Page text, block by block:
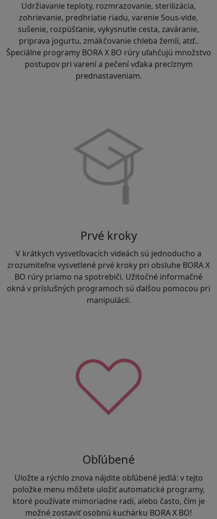
Udržiavanie teploty, rozmrazovanie, sterilizácia,
zohrievanie, predhriatie riadu, varenie Sous-vide,
sušenie, rozpúšťanie, vykysnutie cesta, zaváranie,
priprava jogurtu, zmäkčovanie chleba žemlí, atď..
Špeciálne programy BORA X BO rúry uľahčujú množstvo
postupov pri varení a pečení vďaka precíznym
prednastaveniam.
Prvé kroky
V krátkych vysvetľovacích videách sú jednoducho a
zrozumiteľne vysvetlené prvé kroky pri obsluhe BORA X
BO rúry priamo na spotrebiči. Užitočné informačné
okná v príslušných programoch sú ďalšou pomocou pri
manipulácii.
Obľúbené
Uložte a rýchlo znova nájdite obľúbené jedlá: v tejto
položke menu môžete uložiť automatické programy,
ktoré používate mimoriadne radi, alebo často, čím je
možné zostaviť osobnú kuchárku BORA X BO!